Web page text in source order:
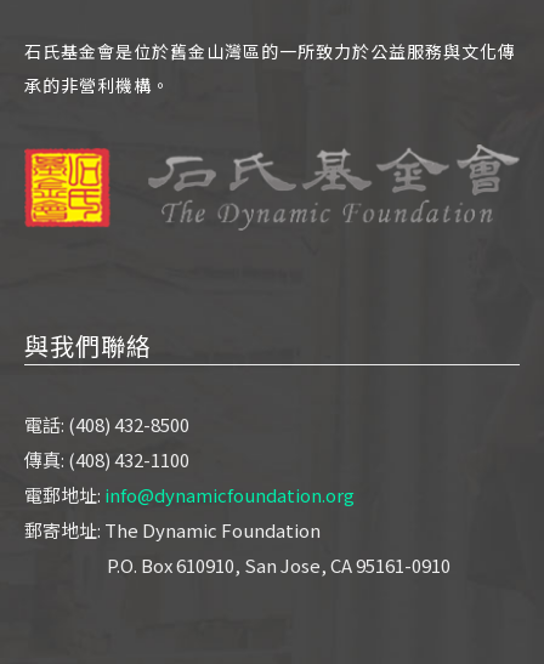
石氏基金會是位於舊金山灣區的一所致力於公益服務與文化傳
承的非營利機構。
與我們聯絡
電話: (408) 432-8500
傳真: (408) 432-1100
電郵地址: info@dynamicfoundation.org
郵寄地址: The Dynamic Foundation
P.O. Box 610910, San Jose, CA 95161-0910